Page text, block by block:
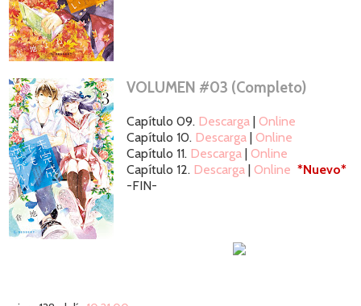
VOLUMEN #03 (Completo)
Capítulo 09. Descarga| Online
Capítulo 10. Descarga| Online
Capítulo 11. Descarga| Online
Capítulo 12. Descarga| Online *Nuevo*
-FIN-